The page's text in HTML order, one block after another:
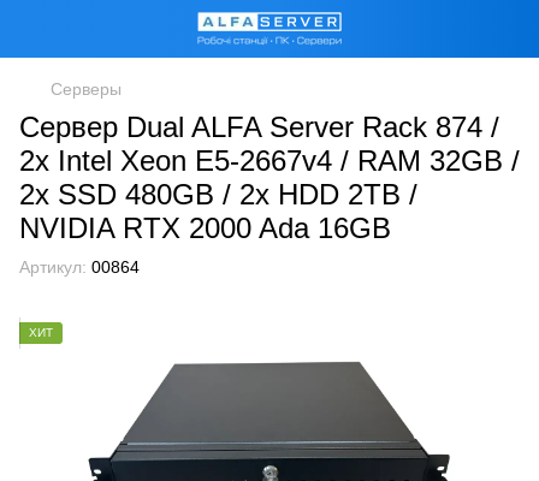
Серверы
Сервер Dual ALFA Server Rack 874 /
2х Intel Xeon E5-2667v4 / RAM 32GB /
2x SSD 480GB / 2x HDD 2TB /
NVIDIA RTX 2000 Ada 16GB
Артикул: 00864
ХИТ